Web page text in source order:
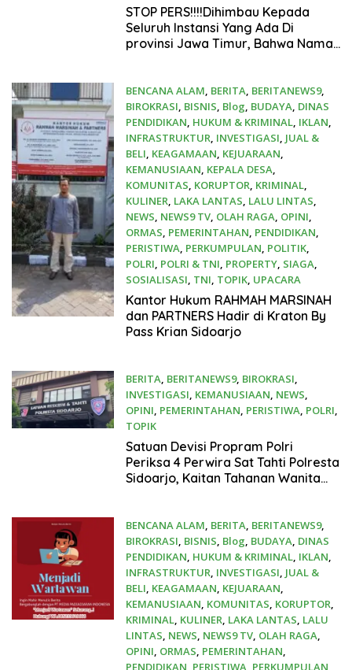
Juli 21, 2025
STOP PERS!!!!Dihimbau Kepada
Seluruh Instansi Yang Ada Di
provinsi Jawa Timur, Bahwa Nama
BENCANA ALAM, BERITA, BERITANEWS9,
BIROKRASI, BISNIS, Blog, BUDAYA, DINAS
PENDIDIKAN, HUKUM & KRIMINAL, IKLAN,
INFRASTRUKTUR, INVESTIGASI, JUAL &
BELI, KEAGAMAAN, KEJUARAAN,
KEMANUSIAAN, KEPALA DESA,
KOMUNITAS, KORUPTOR, KRIMINAL,
KULINER, LAKA LANTAS, LALU LINTAS,
NEWS, NEWS9 TV, OLAH RAGA, OPINI,
ORMAS, PEMERINTAHAN, PENDIDIKAN,
PERISTIWA, PERKUMPULAN, POLITIK,
POLRI, POLRI & TNI, PROPERTY, SIAGA,
SOSIALISASI, TNI, TOPIK, UPACARA
Juli 17, 2025
Kantor Hukum RAHMAH MARSINAH
dan PARTNERS Hadir di Kraton By
Pass Krian Sidoarjo
BERITA, BERITANEWS9, BIROKRASI,
INVESTIGASI, KEMANUSIAAN, NEWS,
OPINI, PEMERINTAHAN, PERISTIWA, POLRI,
TOPIK
Mei 6, 2025
Satuan Devisi Propram Polri
Periksa 4 Perwira Sat Tahti Polresta
Sidoarjo, Kaitan Tahanan Wanita
BENCANA ALAM, BERITA, BERITANEWS9,
BIROKRASI, BISNIS, Blog, BUDAYA, DINAS
PENDIDIKAN, HUKUM & KRIMINAL, IKLAN,
INFRASTRUKTUR, INVESTIGASI, JUAL &
BELI, KEAGAMAAN, KEJUARAAN,
KEMANUSIAAN, KOMUNITAS, KORUPTOR,
KRIMINAL, KULINER, LAKA LANTAS, LALU
LINTAS, NEWS, NEWS9 TV, OLAH RAGA,
OPINI, ORMAS, PEMERINTAHAN,
PENDIDIKAN PERISTIWA PERKUMPULAN